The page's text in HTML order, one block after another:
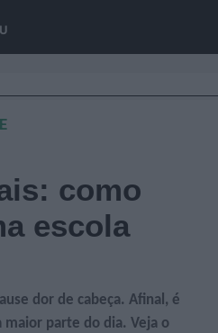
como
escola
dor de cabeça. Afinal, é
maior parte do dia. Veja o